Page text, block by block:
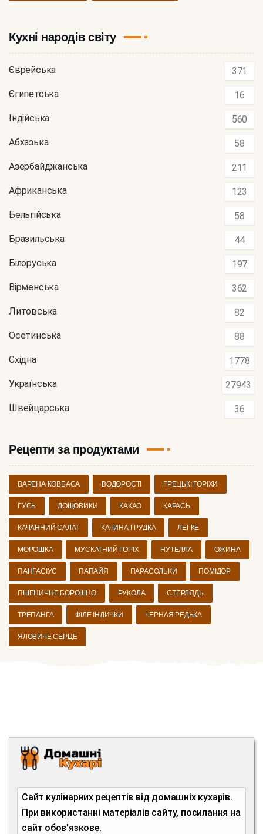
Кухні народів світу
Єврейська 371
Єгипетська 16
Індійська 560
Абхазька 58
Азербайджанська 211
Африканська 123
Бельгійська 58
Бразильська 44
Білоруська 197
Вірменська 362
Литовська 82
Осетинська 88
Східна 1778
Українська 27943
Швейцарська 36
Рецепти за продуктами
ВАРЕНА КОВБАСА ВОДОРОСТІ ГРЕЦЬКІ ГОРІХИ
ГУСЬ ДОЩОВИКИ КАКАО КАРАСЬ
КАЧАННИЙ САЛАТ КАЧИНА ГРУДКА ЛЕГКЕ
МОРОШКА МУСКАТНИЙ ГОРІХ НУТЕЛЛА ОЖИНА
ПАНГАСІУС ПАПАЙЯ ПАРАСОЛЬКИ ПОМІДОР
ПШЕНИЧНЕ БОРОШНО РУКОЛА СТЕРЛЯДЬ
ТРЕПАНГА ФІЛЕ ІНДИЧКИ ЧЕРНАЯ РЕДЬКА
ЯЛОВИЧЕ СЕРЦЕ
Сайт кулінарних рецептів від домашніх кухарів.
При використанні матеріалів сайту, посилання на
сайт обов'язкове.